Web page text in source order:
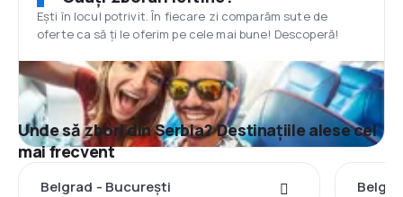
Ești în locul potrivit. În fiecare zi comparăm sute de
oferte ca să ți le oferim pe cele mai bune! Descoperă!
Unde să zbori din Serbia? Destinațiile alese cel
mai frecvent
Belgrad - București